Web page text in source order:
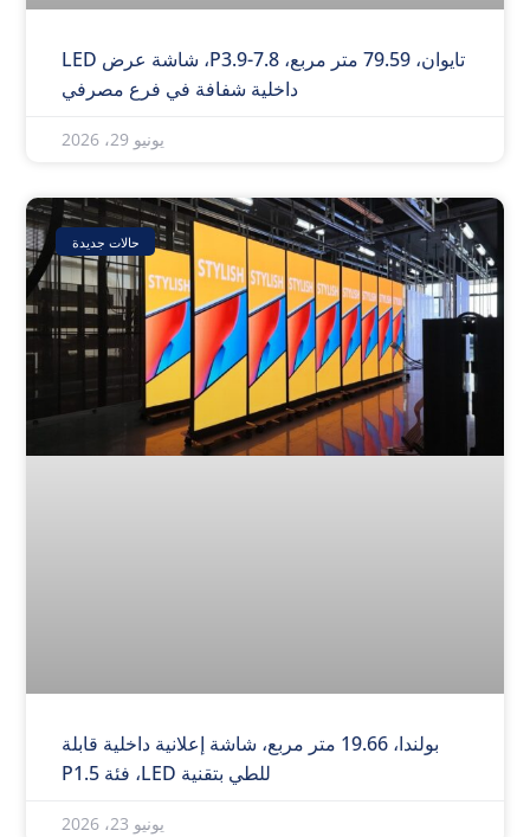
تايوان، 79.59 متر مربع، P3.9-7.8، شاشة عرض LED
داخلية شفافة في فرع مصرفي
يونيو 29، 2026
حالات جديدة
بولندا، 19.66 متر مربع، شاشة إعلانية داخلية قابلة
للطي بتقنية LED، فئة P1.5
يونيو 23، 2026